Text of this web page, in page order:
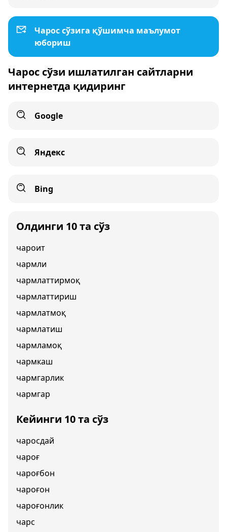
Чарос сўзига қўшимча маълумот
юбориш
Чарос сўзи ишлатилган сайтларни
интернетда қидиринг
Google
Яндекс
Bing
Олдинги 10 та сўз
чароит
чармли
чармлаттирмоқ
чармлаттириш
чармлатмоқ
чармлатиш
чармламоқ
чармкаш
чармгарлик
чармгар
Кейинги 10 та сўз
чаросдай
чароғ
чароғбон
чароғон
чароғонлик
чарс